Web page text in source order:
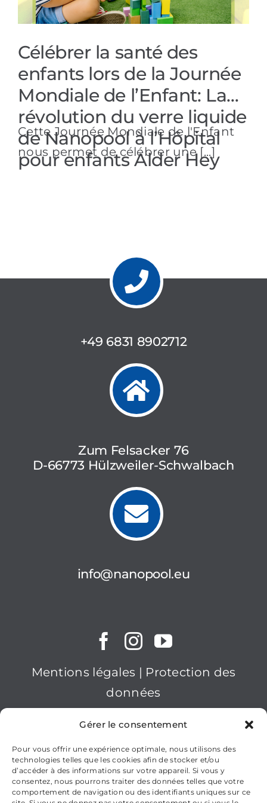
Gérer le consentement
Pour vous offrir une expérience optimale, nous utilisons des
technologies telles que les cookies afin de stocker et/ou
d’accéder à des informations sur votre appareil. Si vous y
consentez, nous pourrons traiter des données telles que votre
comportement de navigation ou des identifiants uniques sur ce
Références
Produits
Solutions sectorielles
Contact
Célébrer la santé des
enfants lors de la Journée
Mondiale de l’Enfant: La
révolution du verre liquide
de Nanopool à l’Hôpital
pour enfants Alder Hey
Cette Journée Mondiale de l'Enfant
nous permet de célébrer une [...]
+49 6831 8902712
Zum Felsacker 76
D-66773 Hülzweiler-Schwalbach
info@nanopool.eu
Mentions légales | Protection des
données
2026nanopool GmbH